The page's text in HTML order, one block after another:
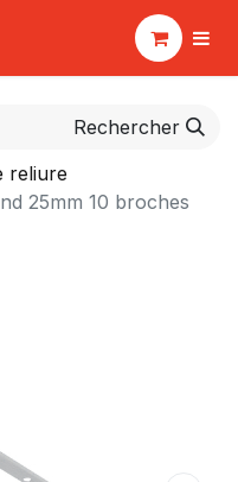
Rechercher
reliure
25mm 10 broches